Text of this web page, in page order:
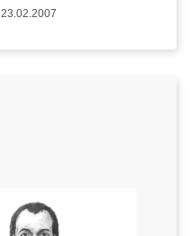
23.02.2007